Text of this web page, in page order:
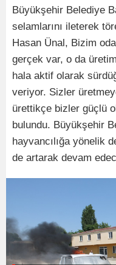
Büyükşehir Belediye
selamlarını ileterek
Hasan Ünal, Bizim
gerçek var, o da
hala aktif olarak
veriyor. Sizler
ürettikçe bizler güçlü
bulundu. Büyükşehir
hayvancılığa yönelik
de artarak devam